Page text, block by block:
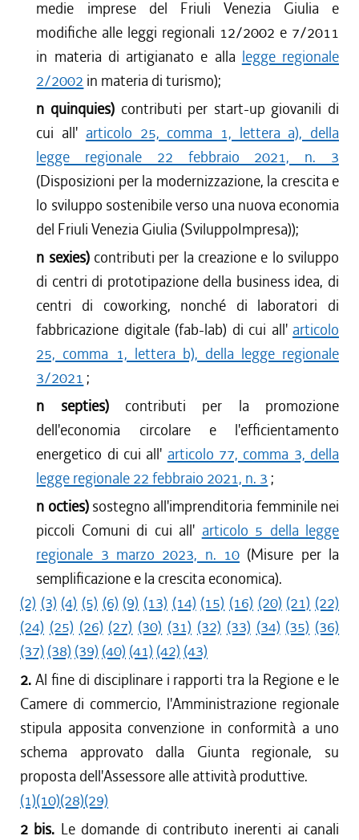
medie imprese del Friuli Venezia Giulia e
modifiche alle leggi regionali 12/2002 e 7/2011
in materia di artigianato e alla legge regionale
2/2002 in materia di turismo);
n quinquies) contributi per start-up giovanili di
cui all' articolo 25, comma 1, lettera a), della
legge regionale 22 febbraio 2021, n. 3
(Disposizioni per la modernizzazione, la crescita e
lo sviluppo sostenibile verso una nuova economia
del Friuli Venezia Giulia (SviluppoImpresa));
n sexies) contributi per la creazione e lo sviluppo
di centri di prototipazione della business idea, di
centri di coworking, nonché di laboratori di
fabbricazione digitale (fab-lab) di cui all' articolo
25, comma 1, lettera b), della legge regionale
3/2021 ;
n septies) contributi per la promozione
dell'economia circolare e l'efficientamento
energetico di cui all' articolo 77, comma 3, della
legge regionale 22 febbraio 2021, n. 3 ;
n octies) sostegno all'imprenditoria femminile nei
piccoli Comuni di cui all' articolo 5 della legge
regionale 3 marzo 2023, n. 10 (Misure per la
semplificazione e la crescita economica).
(2) (3) (4) (5) (6) (9) (13) (14) (15) (16) (20) (21) (22)
(24) (25) (26) (27) (30) (31) (32) (33) (34) (35) (36)
(37) (38) (39) (40) (41) (42) (43)
2. Al fine di disciplinare i rapporti tra la Regione e le
Camere di commercio, l'Amministrazione regionale
stipula apposita convenzione in conformità a uno
schema approvato dalla Giunta regionale, su
proposta dell'Assessore alle attività produttive.
(1)(10)(28)(29)
2 bis. Le domande di contributo inerenti ai canali